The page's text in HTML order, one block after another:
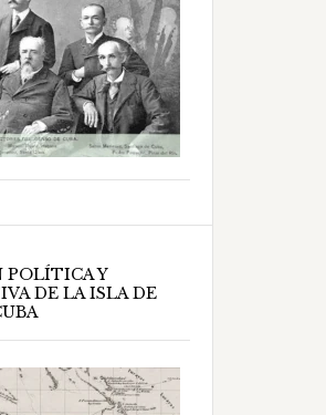
POLÍTICA Y
DE LA ISLA DE